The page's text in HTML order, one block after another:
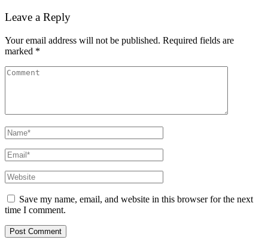
Leave a Reply
Your email address will not be published. Required fields are
marked *
Save my name, email, and website in this browser for the next
time I comment.